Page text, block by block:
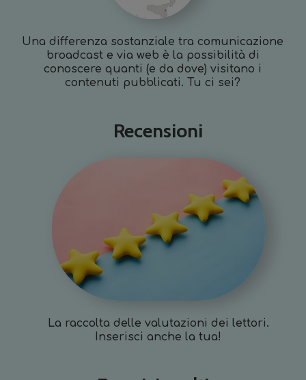
Una differenza sostanziale tra comunicazione
broadcast e via web è la possibilità di
conoscere quanti (e da dove) visitano i
contenuti pubblicati. Tu ci sei?
Recensioni
La raccolta delle valutazioni dei lettori.
Inserisci anche la tua!